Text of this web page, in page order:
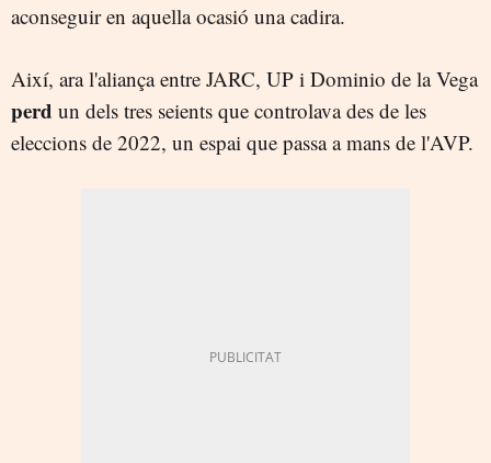
aconseguir en aquella ocasió una cadira.
Així, ara l'aliança entre JARC, UP i Dominio de la Vega
perd un dels tres seients que controlava des de les
eleccions de 2022, un espai que passa a mans de l'AVP.